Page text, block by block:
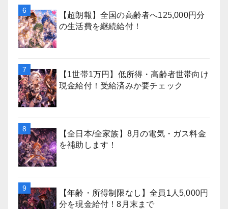
【超朗報】全国の高齢者へ125,000円分
の生活費を継続給付！
【1世帯1万円】低所得・高齢者世帯向け
現金給付！受給済みか要チェック
【全日本/全家族】8月の電気・ガス料金
を補助します！
【年齢・所得制限なし】全員1人5,000円
分を現金給付！8月末まで